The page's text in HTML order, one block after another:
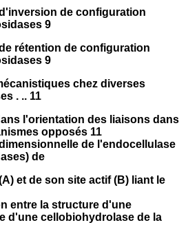
de configuration
9
rétention de configuration
9
chez diverses
. .. 11
l'orientation des liaisons dans
opposés 11
de l'endocellulase
de
et de son site actif (B) liant le
entre la structure d'une
d'une cellobiohydrolase de la